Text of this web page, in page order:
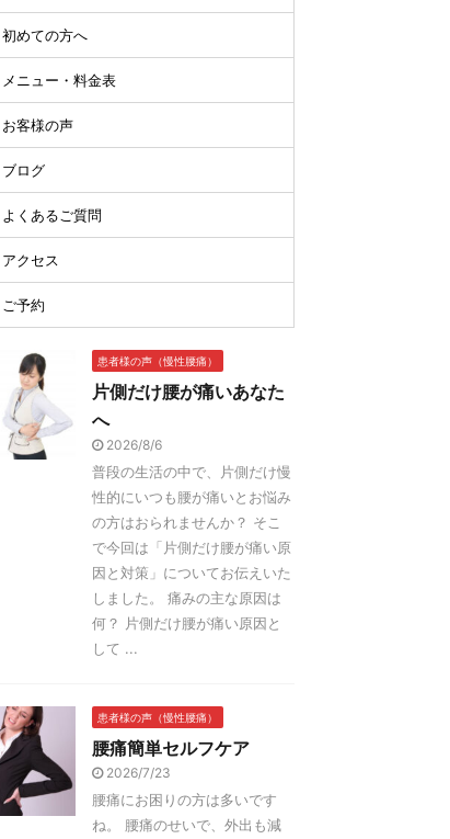
初めての方へ
メニュー・料金表
お客様の声
ブログ
よくあるご質問
アクセス
ご予約
患者様の声（慢性腰痛）
片側だけ腰が痛いあなた
へ
2026/8/6
普段の生活の中で、片側だけ慢
性的にいつも腰が痛いとお悩み
の方はおられませんか？ そこ
で今回は「片側だけ腰が痛い原
因と対策」についてお伝えいた
しました。 痛みの主な原因は
何？ 片側だけ腰が痛い原因と
して ...
患者様の声（慢性腰痛）
腰痛簡単セルフケア
2026/7/23
腰痛にお困りの方は多いです
ね。 腰痛のせいで、外出も減